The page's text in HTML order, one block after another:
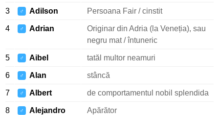
3 ♂ Adilson Persoana Fair / cinstit
4 ♂ Adrian
Originar din Adria (la Veneția), sau
negru mat / întuneric
5 ♂ Aibel tatăl multor neamuri
6 ♂ Alan stâncă
7 ♂ Albert de comportamentul nobil splendida
8 ♂ Alejandro Apărător